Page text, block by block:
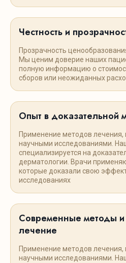
Честность и
Прозрачность
Мы ценим доверие наших
полную информацию о
сборов или неожиданных
Опыт в доказательной
Применение методов
научными исследованиями.
специализируется на
дерматологии. Врачи
которые доказали свою
исследованиях
Современные методы
лечение
Применение методов
научными исследованиями.